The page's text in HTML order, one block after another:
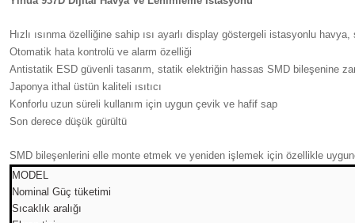
Hızlı ısınma özelliğine sahip ısı ayarlı display göstergeli istasyonlu
Otomatik hata kontrolü ve alarm özelliği
Antistatik ESD güvenli tasarım, statik elektriğin hassas SMD bileşenine
Japonya ithal üstün kaliteli ısıtıcı
Konforlu uzun süreli kullanım için uygun çevik ve hafif sap
Son derece düşük gürültü
SMD bileşenlerini elle monte etmek ve yeniden işlemek için özellikle
MODEL
Nominal Güç tüketimi
Sıcaklık aralığı